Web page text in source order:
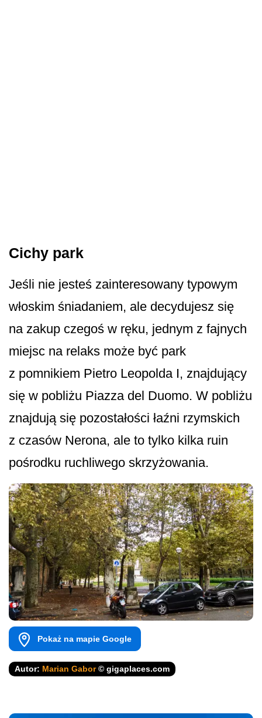
Cichy park
Jeśli nie jesteś zainteresowany typowym
włoskim śniadaniem, ale decydujesz się
na zakup czegoś w ręku, jednym z fajnych
miejsc na relaks może być park
z pomnikiem Pietro Leopolda I, znajdujący
się w pobliżu Piazza del Duomo. W pobliżu
znajdują się pozostałości łaźni rzymskich
z czasów Nerona, ale to tylko kilka ruin
pośrodku ruchliwego skrzyżowania.
Pokaż na mapie Google
Autor: Marian Gabor© gigaplaces.com